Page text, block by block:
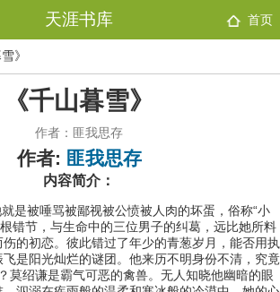
天涯书库 首页
》
《千山暮雪》
作者：匪我思存
作者: 匪我思存
内容简介：
是被唾骂被鄙视被公愤被人肉的坏蛋，俗称“小
错节，与生命中的三位男子的纠葛，远比她所料
的初恋。彼此错过了年少的青葱岁月，能否用执
是阳光灿烂的谜团。他来历不明身份不清，究竟
莫绍谦是霸气可恶的禽兽。无人知晓他幽暗的眼